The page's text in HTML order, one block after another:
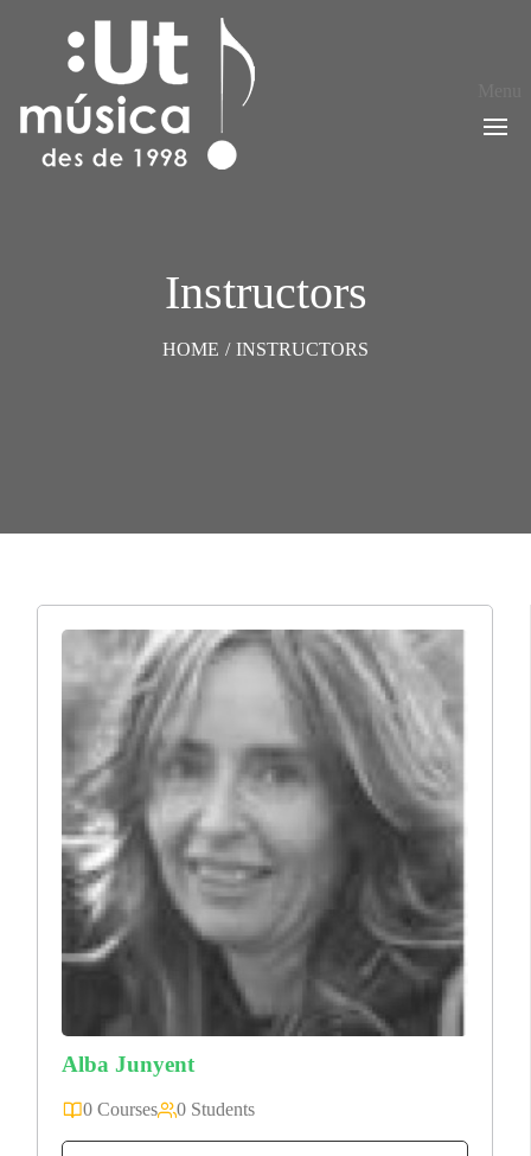
Instructors
HOME / INSTRUCTORS
Alba Junyent
0 Courses 0 Students